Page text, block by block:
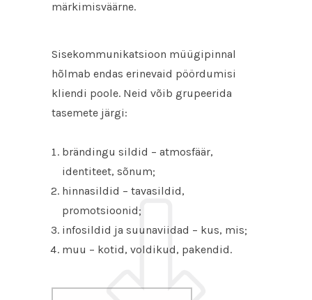
märkimisväärne.
Sisekommunikatsioon müügipinnal
hõlmab endas erinevaid pöördumisi
kliendi poole. Neid võib grupeerida
tasemete järgi:
brändingu sildid – atmosfäär,
identiteet, sõnum;
hinnasildid – tavasildid,
promotsioonid;
infosildid ja suunaviidad – kus, mis;
muu – kotid, voldikud, pakendid.